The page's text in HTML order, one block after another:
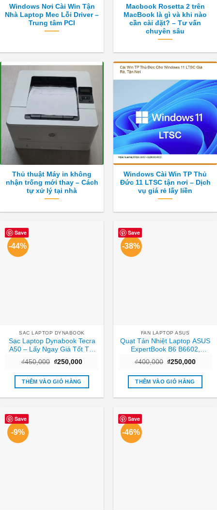
Windows Nơi Cài Win Tận
Nhà Laptop Mec Lỗi Driver –
Trung tâm PCI
Macbook Rosetta 2 trên
MacBook là gì và khi nào
cần cài đặt? – Tư vấn
chuyên sâu
Thủ thuật Máy in không
nhận trống mới thay – Cách
tự xử lý tại nhà
Windows Cài Win TP Thủ
Đức 11 LTSC tận nơi – Dịch
vụ giá rẻ lấy liền
Save
-44%
SAC LAPTOP DYNABOOK
Sạc Laptop Dynabook Tecra
A50 – Lấy Ngay Giá Tốt Tại
₫450,000 Giá
là:
₫450,000.
₫250,000Giá
tại
₫250,000.
THÊM VÀO GIỎ HÀNG
Save
-38%
FAN LAPTOP ASUS
Quạt Tản Nhiệt Laptop ASUS
ExpertBook B6 B6602,
Ngay TPHCM
₫400,000 Giá
là:
₫400,000.
₫250,000Giá
tại
THÊM VÀO GIỎ HÀNG
Save
-9%
Save
-46%